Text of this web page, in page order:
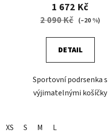
1 672 Kč
2 090 Kč (–20 %)
DETAIL
Sportovní podrsenka s
výjimatelnými košíčky
XS S M L